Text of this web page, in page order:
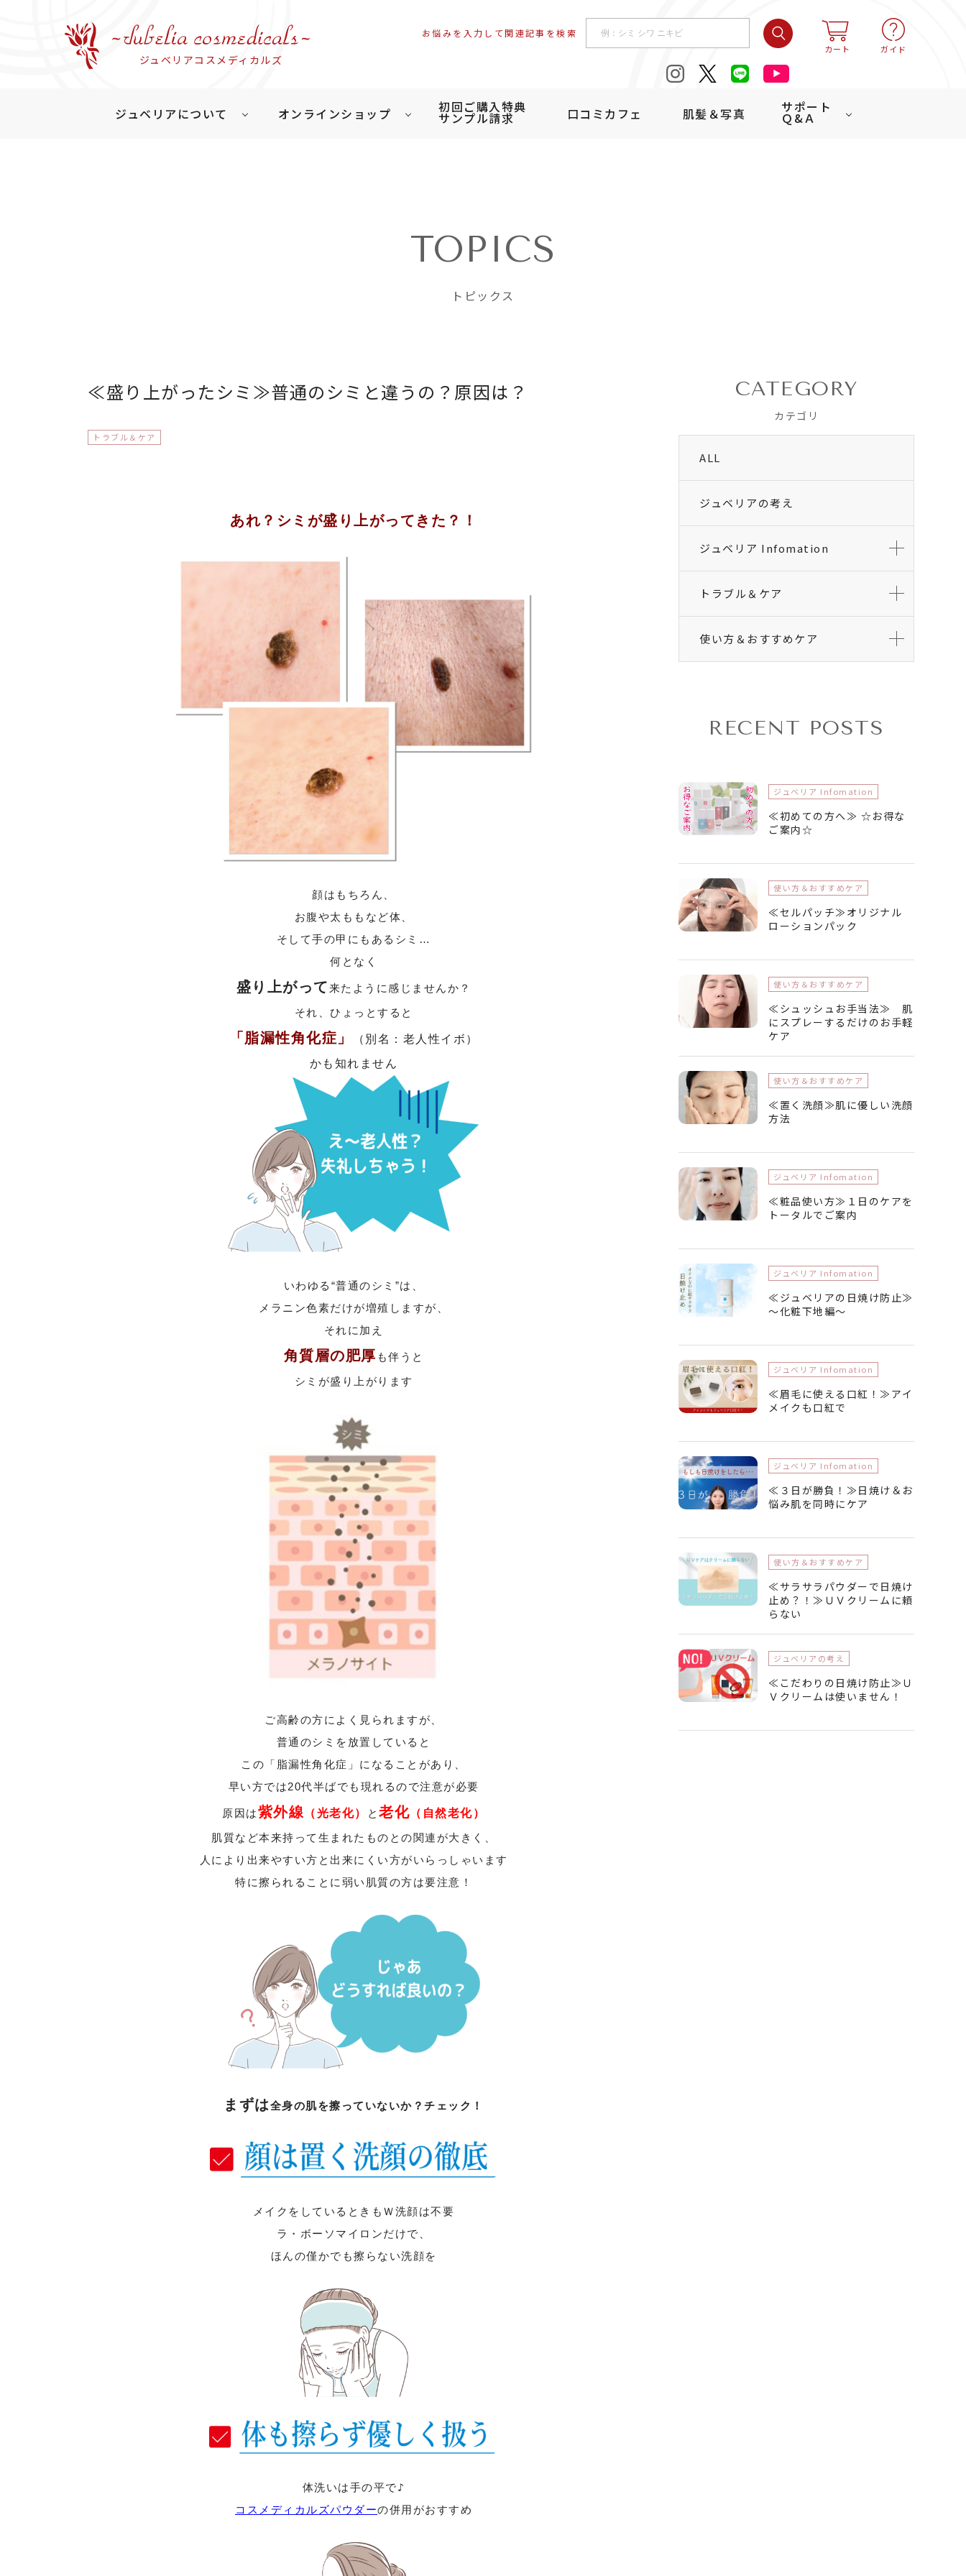
ジュベリアコスメディカルズ
お悩みを入力して関連記事を検索 検索
カート ガイド
ジュベリアについて オンラインショップ 初回ご購入特典
サンプル請求 口コミカフェ 肌髪＆写真 サポート
Ｑ&Ａ
TOPICS
トピックス
≪盛り上がったシミ≫普通のシミと違うの？原因は？
トラブル＆ケア
あれ？シミが盛り上がってきた？！
顔はもちろん、
お腹や太ももなど体、
そして手の甲にもあるシミ…
何となく
盛り上がって来たように感じませんか？
それ、ひょっとすると
「脂漏性角化症」
（別名：老人性イボ）
かも知れません
いわゆる“普通のシミ”は、
メラニン色素だけが増殖しますが、
それに加え
角質層の肥厚 も伴うと
シミが盛り上がります
ご高齢の方によく見られますが、
普通のシミを放置していると
この「脂漏性角化症」になることがあり、
早い方では20代半ばでも現れるので注意が必要
原因は紫外線 （光老化） と 老化 （自然老化）
肌質など本来持って生まれたものとの関連が大きく、
人により出来やすい方と出来にくい方がいらっしゃいます
特に擦られることに弱い肌質の方は要注意！
まずは全身の肌を擦っていないか？チェック！
メイクをしているときもＷ洗顔は不要
ラ・ボーソマイロンだけで、
ほんの僅かでも擦らない洗顔を
体洗いは手の平で♪
コスメディカルズパウダーの併用がおすすめ
CATEGORY
カテゴリ
ALL
ジュベリアの考え
ジュベリア Infomation
トラブル＆ケア
使い方＆おすすめケア
RECENT POSTS
ジュベリア Infomation
≪初めての方へ≫ ☆お得な
ご案内☆
使い方＆おすすめケア
≪セルパッチ≫オリジナル
ローションパック
使い方＆おすすめケア
≪シュッシュお手当法≫ 肌
にスプレーするだけのお手軽
ケア
使い方＆おすすめケア
≪置く洗顔≫肌に優しい洗顔
方法
ジュベリア Infomation
≪粧品使い方≫１日のケアを
トータルでご案内
ジュベリア Infomation
≪ジュベリアの日焼け防止≫
～化粧下地編～
ジュベリア Infomation
≪眉毛に使える口紅！≫アイ
メイクも口紅で
ジュベリア Infomation
≪３日が勝負！≫日焼け＆お
悩み肌を同時にケア
使い方＆おすすめケア
≪サラサラパウダーで日焼け
止め？！≫ＵＶクリームに頼
らない
ジュベリアの考え
≪こだわりの日焼け防止≫Ｕ
Ｖクリームは使いません！